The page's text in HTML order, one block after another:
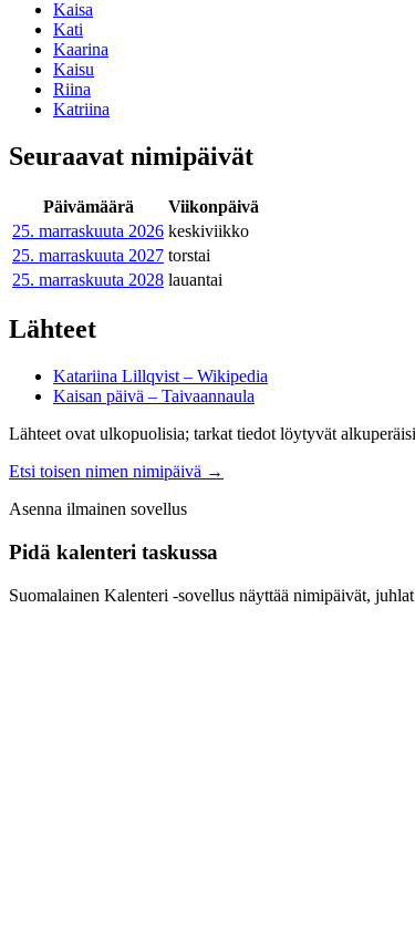
Kaisa
Kati
Kaarina
Kaisu
Riina
Katriina
Seuraavat nimipäivät
Päivämäärä
Viikonpäivä
25. marraskuuta 2026 keskiviikko
25. marraskuuta 2027 torstai
25. marraskuuta 2028 lauantai
Lähteet
Katariina Lillqvist – Wikipedia
Kaisan päivä – Taivaannaula
Lähteet ovat ulkopuolisia; tarkat tiedot löytyvät
Etsi toisen nimen nimipäivä →
Asenna ilmainen sovellus
Pidä kalenteri taskussa
Suomalainen Kalenteri ‑sovellus näyttää nimipäivät,